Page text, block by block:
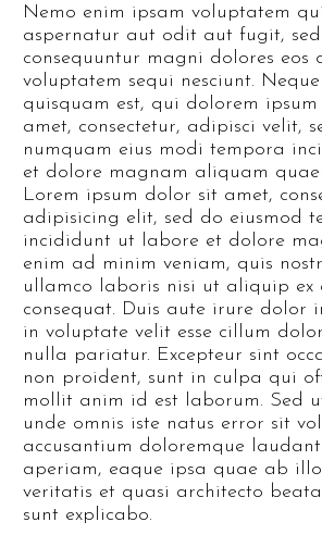
Nemo enim ipsam voluptatem
aspernatur aut odit aut fugit,
consequuntur magni dolores eos
voluptatem sequi nesciunt.
quisquam est, qui dolorem
amet, consectetur, adipisci velit,
numquam eius modi tempora
et dolore magnam aliquam
Lorem ipsum dolor sit amet,
adipisicing elit, sed do eiusmod
incididunt ut labore et dolore
enim ad minim veniam, quis
ullamco laboris nisi ut aliquip ex
consequat. Duis aute irure dolor
in voluptate velit esse cillum
nulla pariatur. Excepteur sint
non proident, sunt in culpa qui
mollit anim id est laborum. Sed
unde omnis iste natus error sit
accusantium doloremque
aperiam, eaque ipsa quae ab
veritatis et quasi architecto
sunt explicabo.